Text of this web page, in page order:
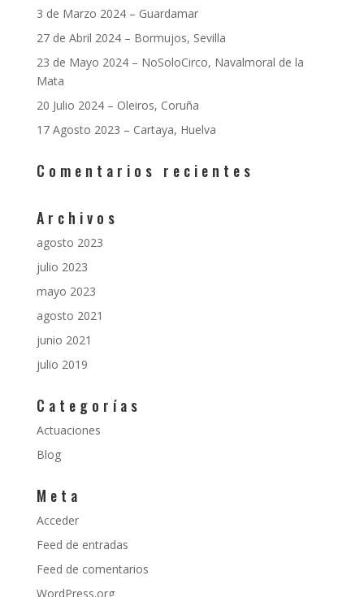
3 de Marzo 2024 – Guardamar
27 de Abril 2024 – Bormujos, Sevilla
23 de Mayo 2024 – NoSoloCirco, Navalmoral de la
Mata
20 Julio 2024 – Oleiros, Coruña
17 Agosto 2023 – Cartaya, Huelva
Comentarios recientes
Archivos
agosto 2023
julio 2023
mayo 2023
agosto 2021
junio 2021
julio 2019
Categorías
Actuaciones
Blog
Meta
Acceder
Feed de entradas
Feed de comentarios
WordPress.org